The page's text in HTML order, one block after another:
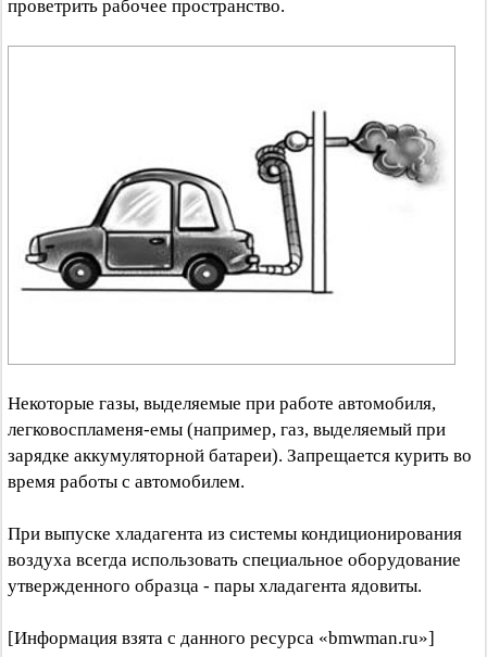
проветрить рабочее пространство.
Некоторые газы, выделяемые при работе автомобиля,
легковоспламеня-емы (например, газ, выделяемый при
зарядке аккумуляторной батареи). Запрещается курить во
время работы с автомобилем.
При выпуске хладагента из системы кондиционирования
воздуха всегда использовать специальное оборудование
утвержденного образца - пары хладагента ядовиты.
[Информация взята с данного ресурса «bmwman.ru»]